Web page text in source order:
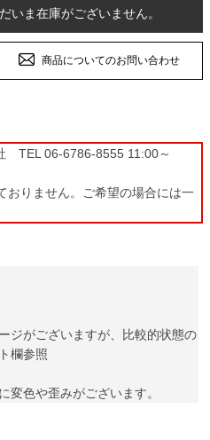
いま在庫がございません。
商品についてのお問い合わせ
TEL 06-6786-8555 11:00～
りません。ご希望の場合には一
ジがございますが、比較的状態の
欄参照
変色や歪みがございます。